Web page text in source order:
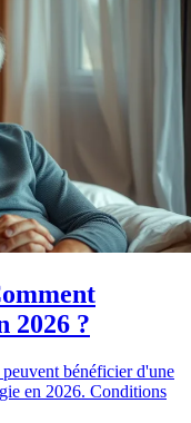
2026 ?
bénéficier d'une
en 2026. Conditions